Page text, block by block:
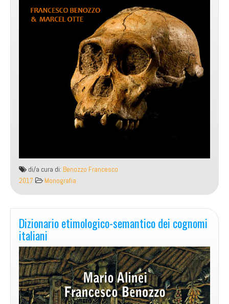
di/a cura di: Benozzo Francesco
2017
Monografia
Dizionario etimologico-semantico dei cognomi
italiani